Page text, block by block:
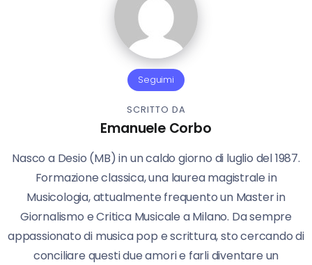
Seguimi
SCRITTO DA
Emanuele Corbo
Nasco a Desio (MB) in un caldo giorno di luglio del 1987.
Formazione classica, una laurea magistrale in
Musicologia, attualmente frequento un Master in
Giornalismo e Critica Musicale a Milano. Da sempre
appassionato di musica pop e scrittura, sto cercando di
conciliare questi due amori e farli diventare un